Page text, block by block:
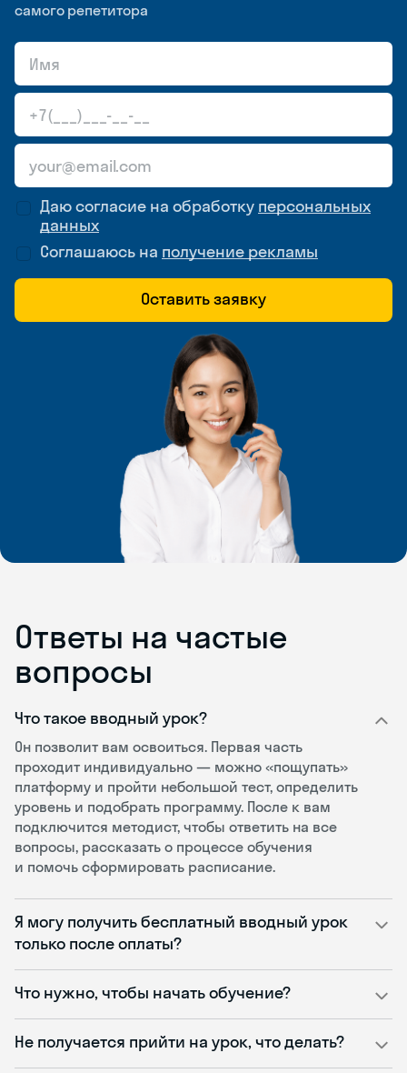
самого репетитора
Даю согласие на обработку персональных
данных
Соглашаюсь на получение рекламы
Оставить заявку
Ответы на частые
вопросы
Что такое вводный урок?
Он позволит вам освоиться. Первая часть
проходит индивидуально — можно «пощупать»
платформу и пройти небольшой тест, определить
уровень и подобрать программу. После к вам
подключится методист, чтобы ответить на все
вопросы, рассказать о процессе обучения
и помочь сформировать расписание.
Я могу получить бесплатный вводный урок
только после оплаты?
Что нужно, чтобы начать обучение?
Не получается прийти на урок, что делать?